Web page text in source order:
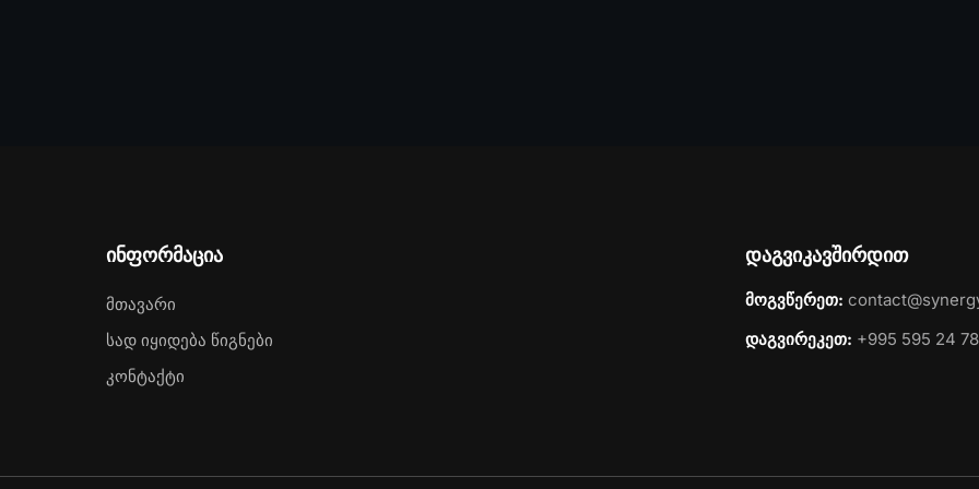
ინფორმაცია
Მთავარი
Სად Იყიდება Წიგნები
Კონტაქტი
დაგვიკავშირდით
მოგვწერეთ:
დაგვირეკეთ: +995 595 24